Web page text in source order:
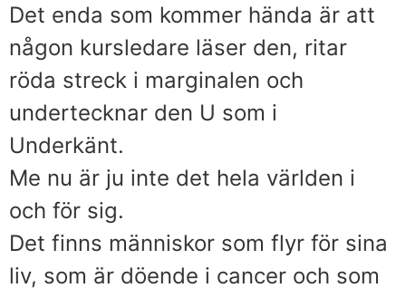
Det enda som kommer hända är att
någon kursledare läser den, ritar
röda streck i marginalen och
undertecknar den U som i
Underkänt.
Me nu är ju inte det hela världen i
och för sig.
Det finns människor som flyr för sina
liv, som är döende i cancer och som